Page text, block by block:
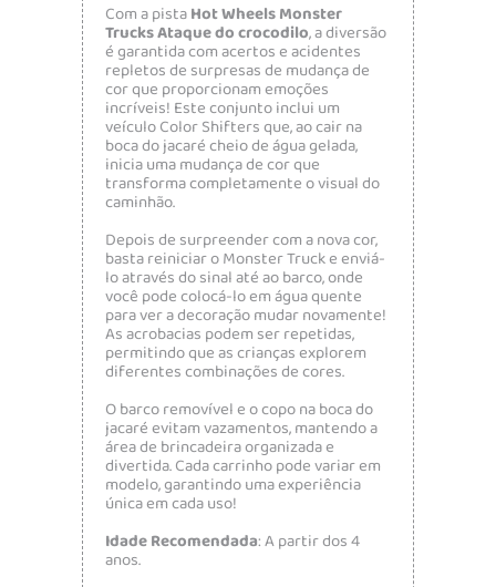
Com a pistaHot Wheels Monster
Trucks Ataque do crocodilo, a diversão
é garantida com acertos e acidentes
repletos de surpresas de mudança de
cor que proporcionam emoções
incríveis! Este conjunto inclui um
veículo Color Shifters que, ao cair na
boca do jacaré cheio de água gelada,
inicia uma mudança de cor que
transforma completamente o visual do
caminhão.
Depois de surpreender com a nova cor,
basta reiniciar o Monster Truck e enviá-
lo através do sinal até ao barco, onde
você pode colocá-lo em água quente
para ver a decoração mudar novamente!
As acrobacias podem ser repetidas,
permitindo que as crianças explorem
diferentes combinações de cores.
O barco removível e o copo na boca do
jacaré evitam vazamentos, mantendo a
área de brincadeira organizada e
divertida. Cada carrinho pode variar em
modelo, garantindo uma experiência
única em cada uso!
Idade Recomendada: A partir dos 4
anos.